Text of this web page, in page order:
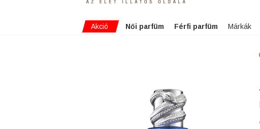
Akció Női parfüm Férfi parfüm Márkák